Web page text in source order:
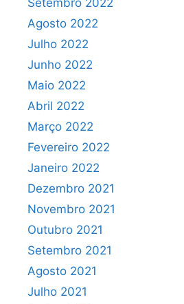
Setembro 2022
Agosto 2022
Julho 2022
Junho 2022
Maio 2022
Abril 2022
Março 2022
Fevereiro 2022
Janeiro 2022
Dezembro 2021
Novembro 2021
Outubro 2021
Setembro 2021
Agosto 2021
Julho 2021